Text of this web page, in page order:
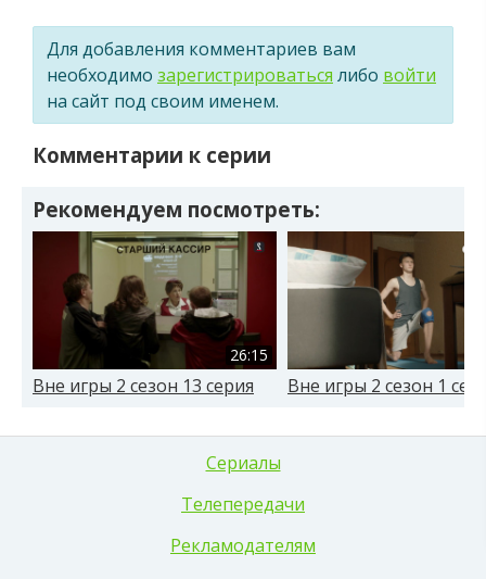
Для добавления комментариев вам
необходимо зарегистрироваться либо войти
на сайт под своим именем.
Комментарии к серии
Рекомендуем посмотреть:
26:15
Вне игры 2 сезон 13 серия Вне игры 2 сезон 1
Сериалы
Телепередачи
Рекламодателям